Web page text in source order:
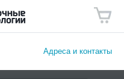
Адреса и контакты